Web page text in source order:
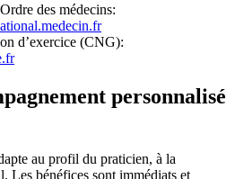
des médecins:
d’exercice (CNG):
personnalisé
au profil du praticien, à la
Les bénéfices sont immédiats et